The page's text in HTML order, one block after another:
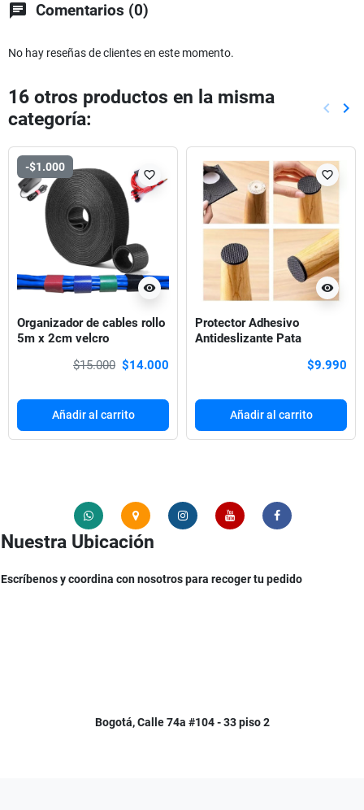
chat Comentarios (0)
No hay reseñas de clientes en este momento.
16 otros productos en la misma
categoría:
keyboard_arrow_left keyboard_arrow_right
-$1.000
visibility
favorite_border
Organizador de cables rollo
5m x 2cm velcro
$15.000 $14.000
Añadir al carrito
visibility
favorite_border
Protector Adhesivo
Antideslizante Pata
$9.990
Añadir al carrito
Nuestra Ubicación
Escríbenos y coordina con nosotros para recoger tu pedido
Bogotá, Calle 74a #104 - 33 piso 2